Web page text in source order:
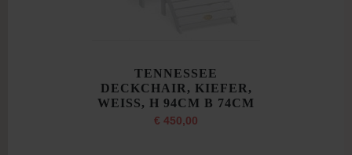
TENNESSEE
DECKCHAIR, KIEFER,
WEISS, H 94CM B 74CM
€ 450,00